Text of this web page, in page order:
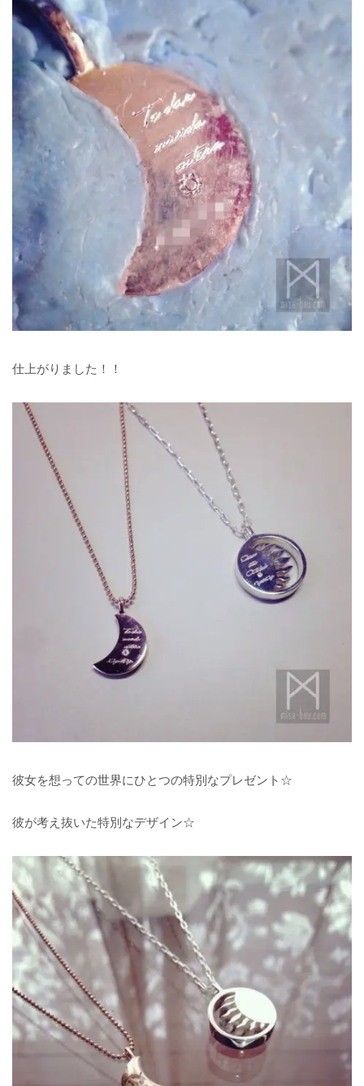
仕上がりました！！
彼女を想っての世界にひとつの特別なプレゼント☆
彼が考え抜いた特別なデザイン☆